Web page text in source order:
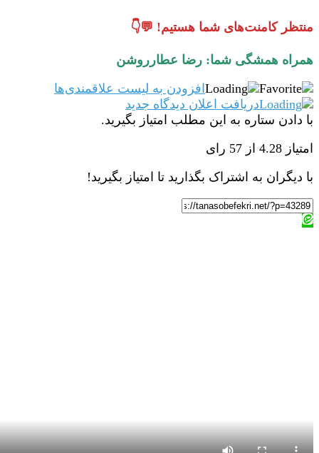
منتظر کامنت‌های شما هستیم! 💬👇
همراه همشگی شما: رضا عطارروشن
افزودن به لیست علاقمندی‌ها
دریافت اعلان دیدگاه‌ جدید
با دادن ستاره به این مطلب امتیاز بگیرید.
امتیاز 4.28 از 57 رای
با دیگران به اشتراک بگذارید تا امتیاز بگیرید!